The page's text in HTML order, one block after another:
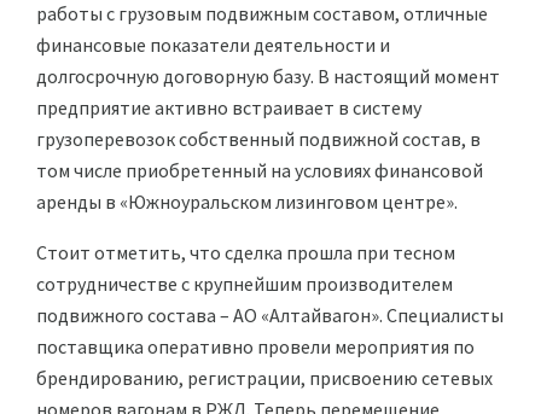
работы с грузовым подвижным составом, отличные
финансовые показатели деятельности и
долгосрочную договорную базу. В настоящий момент
предприятие активно встраивает в систему
грузоперевозок собственный подвижной состав, в
том числе приобретенный на условиях финансовой
аренды в «Южноуральском лизинговом центре».
Стоит отметить, что сделка прошла при тесном
сотрудничестве с крупнейшим производителем
подвижного состава – АО «Алтайвагон». Специалисты
поставщика оперативно провели мероприятия по
брендированию, регистрации, присвоению сетевых